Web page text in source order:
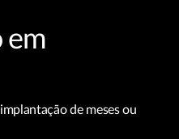
em
de meses ou